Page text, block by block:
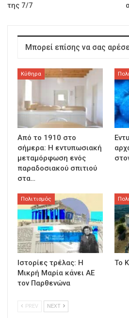
της 7/7
Μπορεί επίσης να σας
Κύθηρα
Από το 1910 στο
σήμερα: Η εντυπωσιακή
μεταμόρφωση ενός
παραδοσιακού σπιτιού
στα…
Πολιτισμός
Ιστορίες τρέλας: Η
Μικρή Μαρία κάνει ΑΕ
τον Παρθενώνα
Το
PREV NEXT